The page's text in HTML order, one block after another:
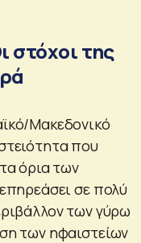
στόχοι της
Μακεδονικό
που
όρια των
σε πολύ
των γύρω
των ηφαιστείων